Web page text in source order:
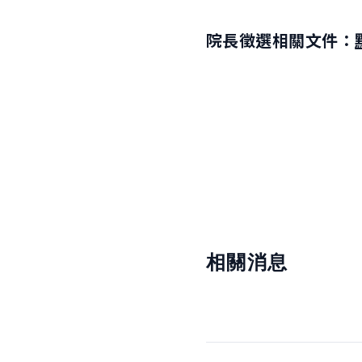
院長徵選相關文件：
相關消息